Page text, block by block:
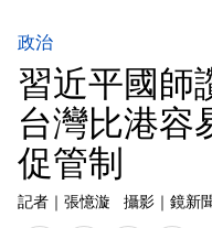
政治
習近平國師
台灣比港
促管制
記者 ｜ 張憶漩 攝影 ｜ 鏡新